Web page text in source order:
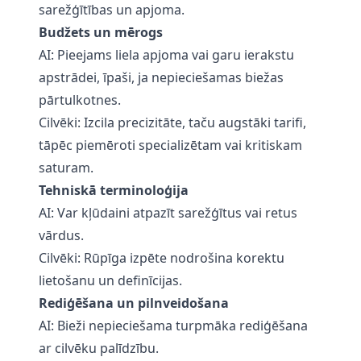
sarežģītības un apjoma.
Budžets un mērogs
AI: Pieejams liela apjoma vai garu ierakstu
apstrādei, īpaši, ja nepieciešamas biežas
pārtulkotnes.
Cilvēki: Izcila precizitāte, taču augstāki tarifi,
tāpēc piemēroti specializētam vai kritiskam
saturam.
Tehniskā terminoloģija
AI: Var kļūdaini atpazīt sarežģītus vai retus
vārdus.
Cilvēki: Rūpīga izpēte nodrošina korektu
lietošanu un definīcijas.
Rediģēšana un pilnveidošana
AI: Bieži nepieciešama turpmāka rediģēšana
ar cilvēku palīdzību.